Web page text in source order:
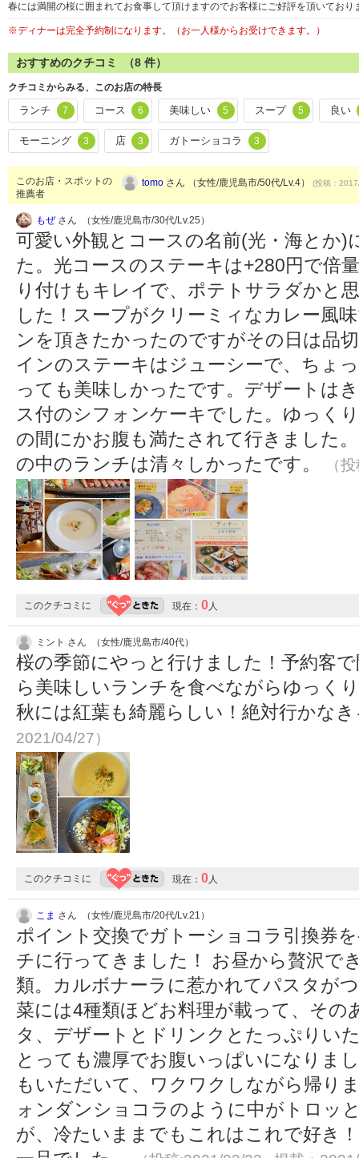
春には満開の桜に囲まれてお食事して頂けますのでお客様にご好評を頂いてお
※ディナーは完全予約制になります。（お一人様からお受けできます。）
おすすめのクチコミ （8 件）
クチコミからみる、このお店の特長
ランチ 7 コース 6 美味しい 5 スープ 5 良い
モーニング 3 店 3 ガトーショコラ 3
このお店・スポットの
推薦者
tomo さん （女性/鹿児島市/50代/Lv.4） (投稿：
もぜさん （女性/鹿児島市/30代/Lv.25）
可愛い外観とコースの名前(光・海とか)
た。光コースのステーキは+280円で倍
り付けもキレイで、ポテトサラダかと
した！スープがクリーミィなカレー風
ンを頂きたかったのですがその日は品
インのステーキはジューシーで、ちょ
っても美味しかったです。デザートは
ス付のシフォンケーキでした。ゆっく
の間にかお腹も満たされて行きました
の中のランチは清々しかったです。
（
このクチコミに 現在： 0人
ミント さん （女性/鹿児島市/40代）
桜の季節にやっと行けました！予約客
ら美味しいランチを食べながらゆっく
秋には紅葉も綺麗らしい！絶対行かな
2021/04/27）
このクチコミに 現在： 0人
こま さん （女性/鹿児島市/20代/Lv.21）
ポイント交換でガトーショコラ引換券
チに行ってきました！ お昼から贅沢で
類。カルボナーラに惹かれてパスタが
菜には4種類ほどお料理が載って、その
タ、デザートとドリンクとたっぷりい
とっても濃厚でお腹いっぱいになりま
もいただいて、ワクワクしながら帰り
ォンダンショコラのように中がトロッ
が、冷たいままでもこれはこれで好き